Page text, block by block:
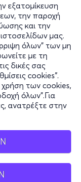
εξατομίκευση
την παροχή
και την
μας.
όλων" των μη
με τη
δικές σας
cookies".
χρήση των cookies,
όλων".Για
ανατρέξτε στην